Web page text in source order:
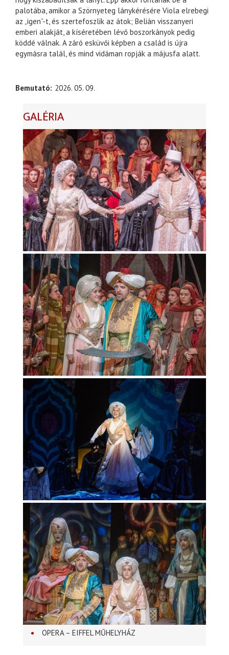
palotába, amikor a Szörnyeteg lánykérésére Viola elrebegi
az „igen”-t, és szertefoszlik az átok; Belián visszanyeri
emberi alakját, a kíséretében lévő boszorkányok pedig
köddé válnak. A záró esküvői képben a család is újra
egymásra talál, és mind vidáman ropják a májusfa alatt.
Bemutató 2026. 05. 09.
GALÉRIA
OPERA – EIFFEL MŰHELYHÁZ